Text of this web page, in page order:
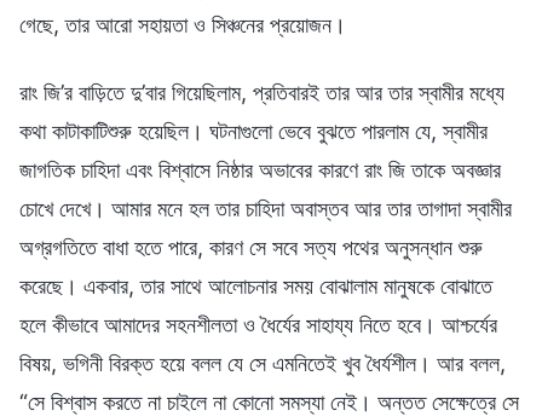
গেছে, তার আরো সহায়তা ও সিঞ্চনের প্রয়োজন।
রাং জি’র বাড়িতে দু’বার গিয়েছিলাম, প্রতিবারই তার আর তার স্বামীর মধ্যে
কথা কাটাকাটিশুরু হয়েছিল। ঘটনাগুলো ভেবে বুঝতে পারলাম যে, স্বামীর
জাগতিক চাহিদা এবং বিশ্বাসে নিষ্ঠার অভাবের কারণে রাং জি তাকে অবজ্ঞার
চোখে দেখে। আমার মনে হল তার চাহিদা অবাস্তব আর তার তাগাদা স্বামীর
অগ্রগতিতে বাধা হতে পারে, কারণ সে সবে সত্য পথের অনুসন্ধান শুরু
করেছে। একবার, তার সাথে আলোচনার সময় বোঝালাম মানুষকে বোঝাতে
হলে কীভাবে আমাদের সহনশীলতা ও ধৈর্যের সাহায্য নিতে হবে। আশ্চর্যের
বিষয়, ভগিনী বিরক্ত হয়ে বলল যে সে এমনিতেই খুব ধৈর্যশীল। আর বলল,
“সে বিশ্বাস করতে না চাইলে না কোনো সমস্যা নেই। অন্তত সেক্ষেত্রে সে